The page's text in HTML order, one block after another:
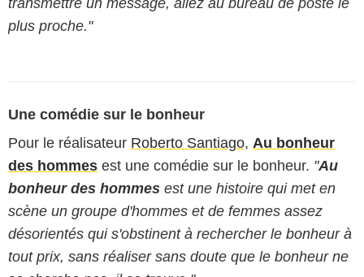
transmettre un message, allez au bureau de poste le
plus proche."
Une comédie sur le bonheur
Pour le réalisateur Roberto Santiago, Au bonheur
des hommes est une comédie sur le bonheur. "Au
bonheur des hommes est une histoire qui met en
scène un groupe d'hommes et de femmes assez
désorientés qui s'obstinent à rechercher le bonheur à
tout prix, sans réaliser sans doute que le bonheur ne